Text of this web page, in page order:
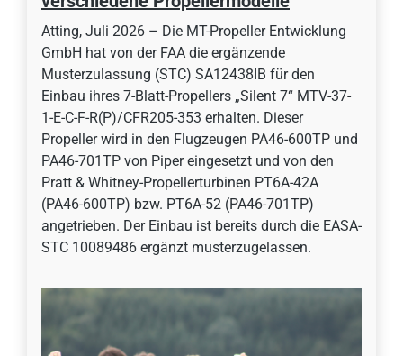
Atting, Juli 2026 – Die MT-Propeller Entwicklung
GmbH hat von der FAA die ergänzende
Musterzulassung (STC) SA12438IB für den
Einbau ihres 7-Blatt-Propellers „Silent 7“ MTV-37-
1-E-C-F-R(P)/CFR205-353 erhalten. Dieser
Propeller wird in den Flugzeugen PA46-600TP und
PA46-701TP von Piper eingesetzt und von den
Pratt & Whitney-Propellerturbinen PT6A-42A
(PA46-600TP) bzw. PT6A-52 (PA46-701TP)
angetrieben. Der Einbau ist bereits durch die EASA-
STC 10089486 ergänzt musterzugelassen.